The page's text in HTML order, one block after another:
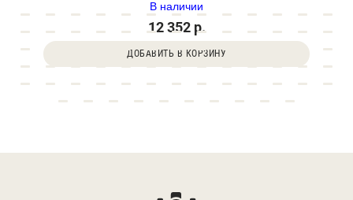
В наличии
12 352 р.
ДОБАВИТЬ В КОРЗИНУ